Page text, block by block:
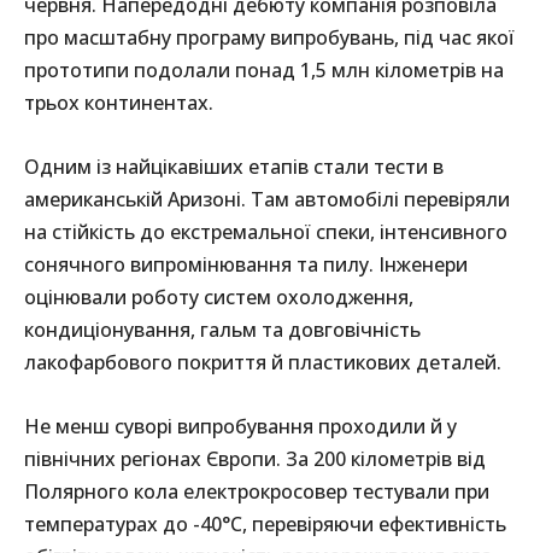
про масштабну програму випробувань, під час якої
прототипи подолали понад 1,5 млн кілометрів на
трьох континентах.
Одним із найцікавіших етапів стали тести в
американській Аризоні. Там автомобілі перевіряли
на стійкість до екстремальної спеки, інтенсивного
сонячного випромінювання та пилу. Інженери
оцінювали роботу систем охолодження,
кондиціонування, гальм та довговічність
лакофарбового покриття й пластикових деталей.
Не менш суворі випробування проходили й у
північних регіонах Європи. За 200 кілометрів від
Полярного кола електрокросовер тестували при
температурах до -40°C, перевіряючи ефективність